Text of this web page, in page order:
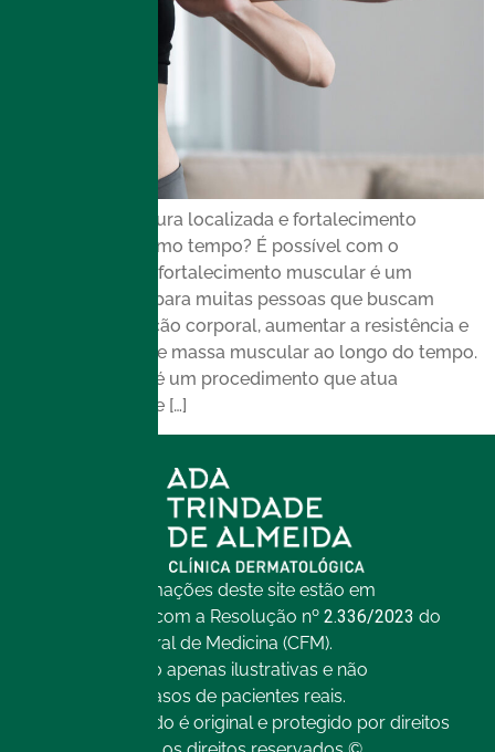
Redução da gordura localizada e fortalecimento
muscular ao mesmo tempo? É possível com o
EmSculpt Neo. O fortalecimento muscular é um
objetivo comum para muitas pessoas que buscam
melhorar a definição corporal, aumentar a resistência e
prevenir perdas de massa muscular ao longo do tempo.
O EmSculpt Neo é um procedimento que atua
diretamente nesse […]
Todas as informações deste site estão em
conformidade com a Resolução nº 2.336/2023 do
Conselho Federal de Medicina (CFM).
As imagens são apenas ilustrativas e não
representam casos de pacientes reais.
Todo o conteúdo é original e protegido por direitos